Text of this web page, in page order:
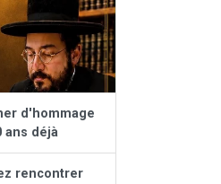
d'hommage
ans déjà
rencontrer